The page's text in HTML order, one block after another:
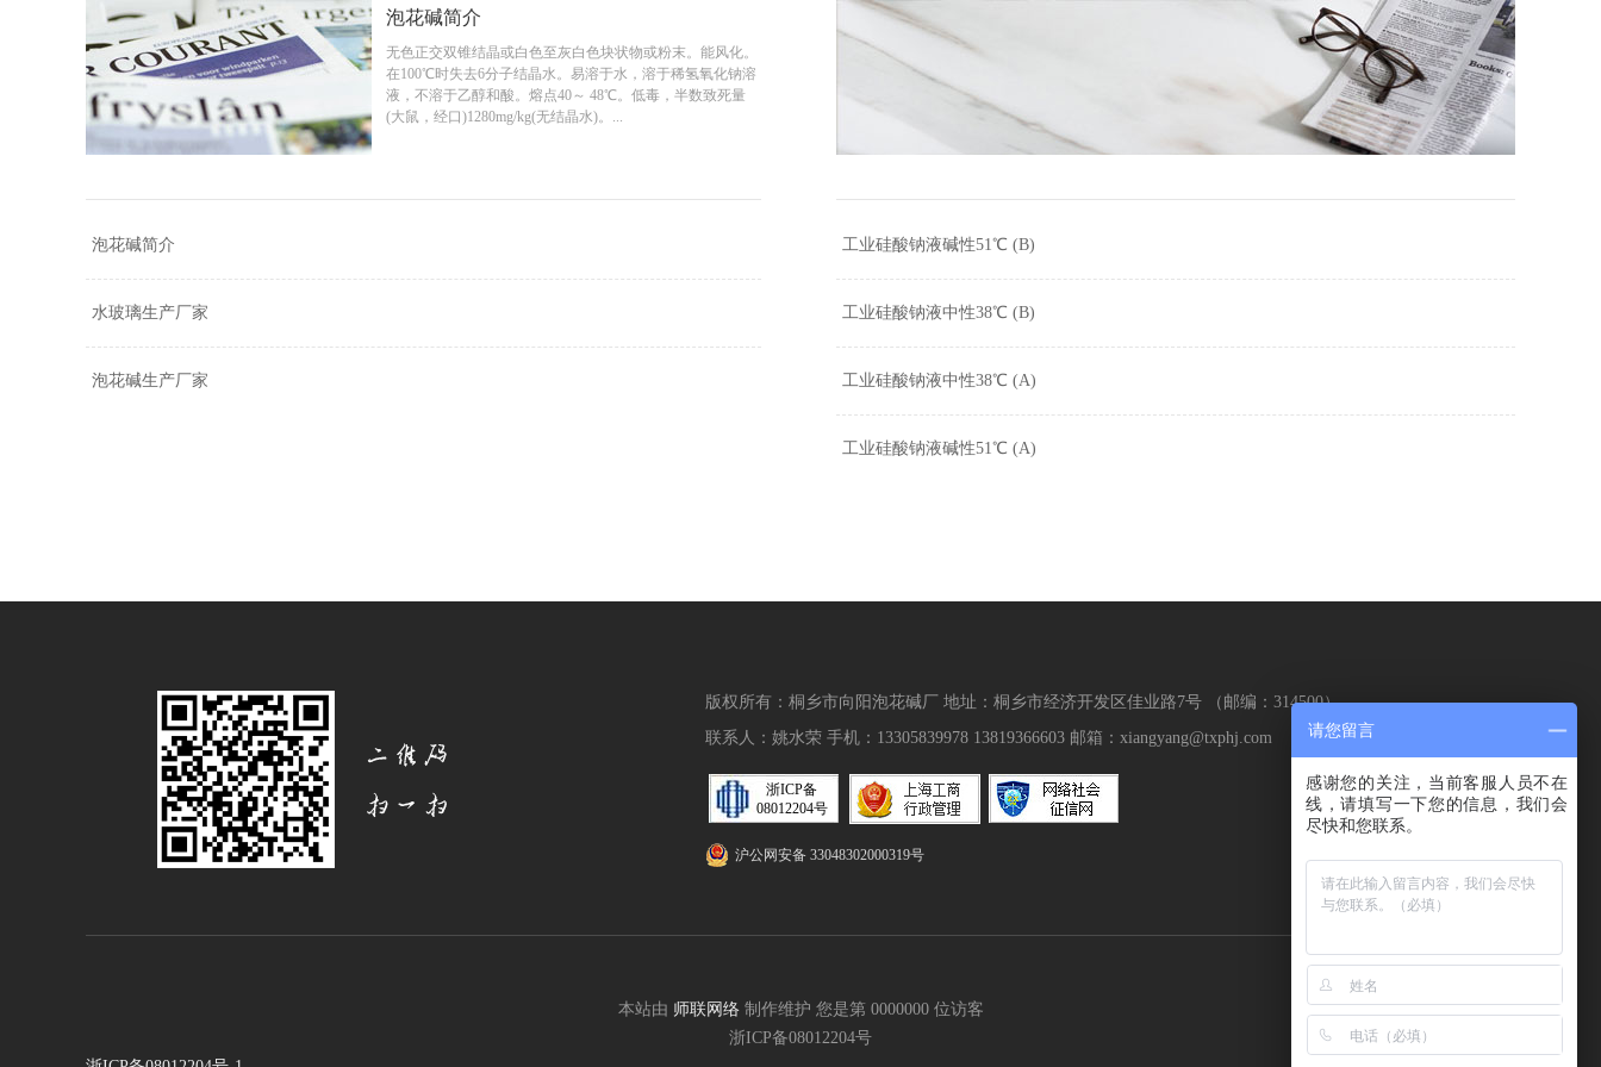
泡花碱简介
无色正交双锥结晶或白色至灰白色块状物或粉末。能风化。
在100℃时失去6分子结晶水。易溶于水，溶于稀氢氧化钠溶
液，不溶于乙醇和酸。熔点40～ 48℃。低毒，半数致死量
(大鼠，经口)1280mg/kg(无结晶水)。...
泡花碱简介
水玻璃生产厂家
泡花碱生产厂家
工业硅酸钠液碱性51℃ (B)
工业硅酸钠液中性38℃ (B)
工业硅酸钠液中性38℃ (A)
工业硅酸钠液碱性51℃ (A)
版权所有：桐乡市向阳泡花碱厂 地址：桐乡市经济开发区佳业路7号 （邮编：314500）
联系人：姚水荣 手机：13305839978 13819366603 邮箱：xiangyang@txphj.com
浙ICP备
08012204号
沪公网安备 33048302000319号
本站由 师联网络制作维护 您是第 0000000 位访客
浙ICP备08012204号
请您留言
感谢您的关注，当前客服人员不在
线，请填写一下您的信息，我们会
尽快和您联系。